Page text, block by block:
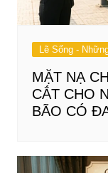
Lẽ Sống -
MẶT NẠ
CẮT CHO
BÃO CÓ